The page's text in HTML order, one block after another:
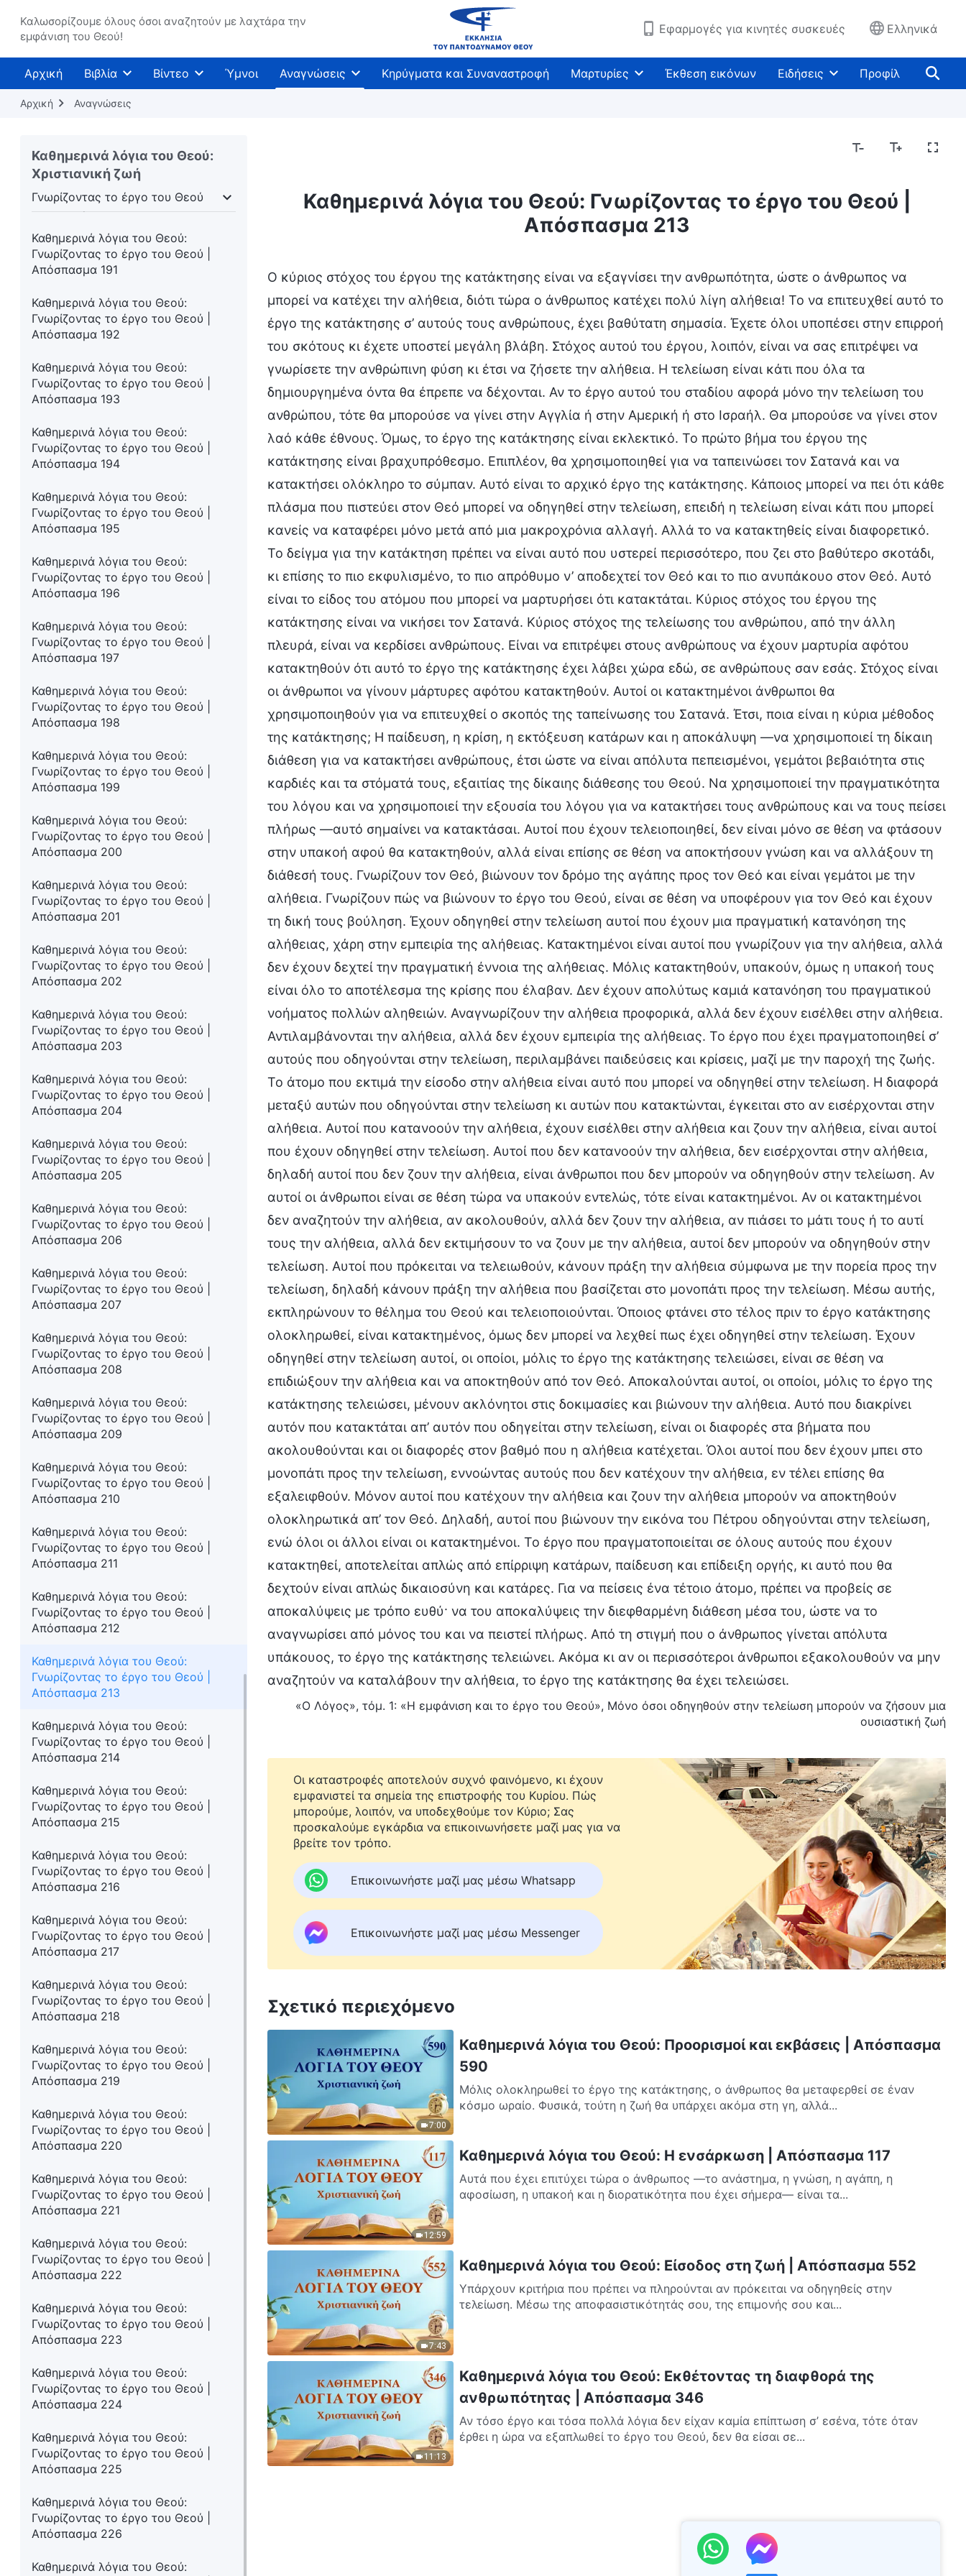
Καλωσορίζουμε όλους όσοι αναζητούν με λαχτάρα την
εμφάνιση του Θεού!
Εφαρμογές για κινητές συσκευές Ελληνικά
Αρχική Βιβλία Βίντεο Ύμνοι Αναγνώσεις Κηρύγματα και Συναναστροφή Μαρτυρίες Έκθεση εικόνων Ειδήσεις Προφίλ
Αρχική Αναγνώσεις
Καθημερινά λόγια του Θεού:
Χριστιανική ζωή
Γνωρίζοντας το έργο του Θεού
Γνωρίζοντας το έργο του Θεού Η διάθεση του Θεού και αυτό που Αυτός έχει και είναι Μυστήρια σχετικά με τη Βίβλο Εκθέτοντας
Καθημερινά λόγια του Θεού:
Γνωρίζοντας το έργο του Θεού |
Απόσπασμα 188
Καθημερινά λόγια του Θεού:
Καθημερινά λόγια του Θεού:
Γνωρίζοντας το έργο του Θεού |
Απόσπασμα 190
Καθημερινά λόγια του Θεού:
Γνωρίζοντας το έργο του Θεού |
Απόσπασμα 191
Καθημερινά λόγια του Θεού:
Γνωρίζοντας το έργο του Θεού |
Απόσπασμα 192
Καθημερινά λόγια του Θεού:
Γνωρίζοντας το έργο του Θεού |
Απόσπασμα 193
Καθημερινά λόγια του Θεού:
Γνωρίζοντας το έργο του Θεού |
Απόσπασμα 194
Καθημερινά λόγια του Θεού:
Γνωρίζοντας το έργο του Θεού |
Απόσπασμα 195
Καθημερινά λόγια του Θεού:
Γνωρίζοντας το έργο του Θεού |
Απόσπασμα 196
Καθημερινά λόγια του Θεού:
Γνωρίζοντας το έργο του Θεού |
Απόσπασμα 197
Καθημερινά λόγια του Θεού:
Γνωρίζοντας το έργο του Θεού |
Απόσπασμα 198
Καθημερινά λόγια του Θεού:
Γνωρίζοντας το έργο του Θεού |
Απόσπασμα 199
Καθημερινά λόγια του Θεού:
Γνωρίζοντας το έργο του Θεού |
Απόσπασμα 200
Καθημερινά λόγια του Θεού:
Γνωρίζοντας το έργο του Θεού |
Απόσπασμα 201
Καθημερινά λόγια του Θεού:
Γνωρίζοντας το έργο του Θεού |
Απόσπασμα 202
Καθημερινά λόγια του Θεού:
Γνωρίζοντας το έργο του Θεού |
Απόσπασμα 203
Καθημερινά λόγια του Θεού:
Γνωρίζοντας το έργο του Θεού |
Απόσπασμα 204
Καθημερινά λόγια του Θεού:
Γνωρίζοντας το έργο του Θεού |
Απόσπασμα 205
Καθημερινά λόγια του Θεού:
Γνωρίζοντας το έργο του Θεού |
Απόσπασμα 206
Καθημερινά λόγια του Θεού:
Γνωρίζοντας το έργο του Θεού |
Απόσπασμα 207
Καθημερινά λόγια του Θεού:
Γνωρίζοντας το έργο του Θεού |
Απόσπασμα 208
Καθημερινά λόγια του Θεού:
Γνωρίζοντας το έργο του Θεού |
Απόσπασμα 209
Καθημερινά λόγια του Θεού:
Γνωρίζοντας το έργο του Θεού |
Απόσπασμα 210
Καθημερινά λόγια του Θεού:
Γνωρίζοντας το έργο του Θεού |
Απόσπασμα 211
Καθημερινά λόγια του Θεού:
Γνωρίζοντας το έργο του Θεού |
Απόσπασμα 212
Καθημερινά λόγια του Θεού:
Γνωρίζοντας το έργο του Θεού |
Απόσπασμα 213
Καθημερινά λόγια του Θεού:
Γνωρίζοντας το έργο του Θεού |
Απόσπασμα 214
Καθημερινά λόγια του Θεού:
Γνωρίζοντας το έργο του Θεού |
Απόσπασμα 215
Καθημερινά λόγια του Θεού:
Γνωρίζοντας το έργο του Θεού |
Απόσπασμα 216
Καθημερινά λόγια του Θεού:
Γνωρίζοντας το έργο του Θεού |
Απόσπασμα 217
Καθημερινά λόγια του Θεού:
Γνωρίζοντας το έργο του Θεού |
Απόσπασμα 218
Καθημερινά λόγια του Θεού:
Γνωρίζοντας το έργο του Θεού |
Απόσπασμα 219
Καθημερινά λόγια του Θεού:
Γνωρίζοντας το έργο του Θεού |
Απόσπασμα 220
Καθημερινά λόγια του Θεού:
Γνωρίζοντας το έργο του Θεού |
Απόσπασμα 221
Καθημερινά λόγια του Θεού:
Γνωρίζοντας το έργο του Θεού |
Απόσπασμα 222
Καθημερινά λόγια του Θεού:
Γνωρίζοντας το έργο του Θεού |
Απόσπασμα 223
Καθημερινά λόγια του Θεού:
Γνωρίζοντας το έργο του Θεού |
Απόσπασμα 224
Καθημερινά λόγια του Θεού:
Γνωρίζοντας το έργο του Θεού |
Απόσπασμα 225
Καθημερινά λόγια του Θεού:
Γνωρίζοντας το έργο του Θεού |
Απόσπασμα 226
Καθημερινά λόγια του Θεού:
Καθημερινά λόγια του Θεού: Γνωρίζοντας το έργο του Θεού |
Απόσπασμα 213
Ο κύριος στόχος του έργου της κατάκτησης είναι να εξαγνίσει την ανθρωπότητα, ώστε ο άνθρωπος να
μπορεί να κατέχει την αλήθεια, διότι τώρα ο άνθρωπος κατέχει πολύ λίγη αλήθεια! Το να επιτευχθεί αυτό το
έργο της κατάκτησης σ’ αυτούς τους ανθρώπους, έχει βαθύτατη σημασία. Έχετε όλοι υποπέσει στην επιρροή
του σκότους κι έχετε υποστεί μεγάλη βλάβη. Στόχος αυτού του έργου, λοιπόν, είναι να σας επιτρέψει να
γνωρίσετε την ανθρώπινη φύση κι έτσι να ζήσετε την αλήθεια. Η τελείωση είναι κάτι που όλα τα
δημιουργημένα όντα θα έπρεπε να δέχονται. Αν το έργο αυτού του σταδίου αφορά μόνο την τελείωση του
ανθρώπου, τότε θα μπορούσε να γίνει στην Αγγλία ή στην Αμερική ή στο Ισραήλ. Θα μπορούσε να γίνει στον
λαό κάθε έθνους. Όμως, το έργο της κατάκτησης είναι εκλεκτικό. Το πρώτο βήμα του έργου της
κατάκτησης είναι βραχυπρόθεσμο. Επιπλέον, θα χρησιμοποιηθεί για να ταπεινώσει τον Σατανά και να
κατακτήσει ολόκληρο το σύμπαν. Αυτό είναι το αρχικό έργο της κατάκτησης. Κάποιος μπορεί να πει ότι κάθε
πλάσμα που πιστεύει στον Θεό μπορεί να οδηγηθεί στην τελείωση, επειδή η τελείωση είναι κάτι που μπορεί
κανείς να καταφέρει μόνο μετά από μια μακροχρόνια αλλαγή. Αλλά το να κατακτηθείς είναι διαφορετικό.
Το δείγμα για την κατάκτηση πρέπει να είναι αυτό που υστερεί περισσότερο, που ζει στο βαθύτερο σκοτάδι,
κι επίσης το πιο εκφυλισμένο, το πιο απρόθυμο ν’ αποδεχτεί τον Θεό και το πιο ανυπάκουο στον Θεό. Αυτό
είναι το είδος του ατόμου που μπορεί να μαρτυρήσει ότι κατακτάται. Κύριος στόχος του έργου της
κατάκτησης είναι να νικήσει τον Σατανά. Κύριος στόχος της τελείωσης του ανθρώπου, από την άλλη
πλευρά, είναι να κερδίσει ανθρώπους. Είναι να επιτρέψει στους ανθρώπους να έχουν μαρτυρία αφότου
κατακτηθούν ότι αυτό το έργο της κατάκτησης έχει λάβει χώρα εδώ, σε ανθρώπους σαν εσάς. Στόχος είναι
οι άνθρωποι να γίνουν μάρτυρες αφότου κατακτηθούν. Αυτοί οι κατακτημένοι άνθρωποι θα
χρησιμοποιηθούν για να επιτευχθεί ο σκοπός της ταπείνωσης του Σατανά. Έτσι, ποια είναι η κύρια μέθοδος
της κατάκτησης; Η παίδευση, η κρίση, η εκτόξευση κατάρων και η αποκάλυψη —να χρησιμοποιεί τη δίκαιη
διάθεση για να κατακτήσει ανθρώπους, έτσι ώστε να είναι απόλυτα πεπεισμένοι, γεμάτοι βεβαιότητα στις
καρδιές και τα στόματά τους, εξαιτίας της δίκαιης διάθεσης του Θεού. Να χρησιμοποιεί την πραγματικότητα
του λόγου και να χρησιμοποιεί την εξουσία του λόγου για να κατακτήσει τους ανθρώπους και να τους πείσει
πλήρως —αυτό σημαίνει να κατακτάσαι. Αυτοί που έχουν τελειοποιηθεί, δεν είναι μόνο σε θέση να φτάσουν
στην υπακοή αφού θα κατακτηθούν, αλλά είναι επίσης σε θέση να αποκτήσουν γνώση και να αλλάξουν τη
διάθεσή τους. Γνωρίζουν τον Θεό, βιώνουν τον δρόμο της αγάπης προς τον Θεό και είναι γεμάτοι με την
αλήθεια. Γνωρίζουν πώς να βιώνουν το έργο του Θεού, είναι σε θέση να υποφέρουν για τον Θεό και έχουν
τη δική τους βούληση. Έχουν οδηγηθεί στην τελείωση αυτοί που έχουν μια πραγματική κατανόηση της
αλήθειας, χάρη στην εμπειρία της αλήθειας. Κατακτημένοι είναι αυτοί που γνωρίζουν για την αλήθεια, αλλά
δεν έχουν δεχτεί την πραγματική έννοια της αλήθειας. Μόλις κατακτηθούν, υπακούν, όμως η υπακοή τους
είναι όλο το αποτέλεσμα της κρίσης που έλαβαν. Δεν έχουν απολύτως καμιά κατανόηση του πραγματικού
νοήματος πολλών αληθειών. Αναγνωρίζουν την αλήθεια προφορικά, αλλά δεν έχουν εισέλθει στην αλήθεια.
Αντιλαμβάνονται την αλήθεια, αλλά δεν έχουν εμπειρία της αλήθειας. Το έργο που έχει πραγματοποιηθεί σ’
αυτούς που οδηγούνται στην τελείωση, περιλαμβάνει παιδεύσεις και κρίσεις, μαζί με την παροχή της ζωής.
Το άτομο που εκτιμά την είσοδο στην αλήθεια είναι αυτό που μπορεί να οδηγηθεί στην τελείωση. Η διαφορά
μεταξύ αυτών που οδηγούνται στην τελείωση κι αυτών που κατακτώνται, έγκειται στο αν εισέρχονται στην
αλήθεια. Αυτοί που κατανοούν την αλήθεια, έχουν εισέλθει στην αλήθεια και ζουν την αλήθεια, είναι αυτοί
που έχουν οδηγηθεί στην τελείωση. Αυτοί που δεν κατανοούν την αλήθεια, δεν εισέρχονται στην αλήθεια,
δηλαδή αυτοί που δεν ζουν την αλήθεια, είναι άνθρωποι που δεν μπορούν να οδηγηθούν στην τελείωση. Αν
αυτοί οι άνθρωποι είναι σε θέση τώρα να υπακούν εντελώς, τότε είναι κατακτημένοι. Αν οι κατακτημένοι
δεν αναζητούν την αλήθεια, αν ακολουθούν, αλλά δεν ζουν την αλήθεια, αν πιάσει το μάτι τους ή το αυτί
τους την αλήθεια, αλλά δεν εκτιμήσουν το να ζουν με την αλήθεια, αυτοί δεν μπορούν να οδηγηθούν στην
τελείωση. Αυτοί που πρόκειται να τελειωθούν, κάνουν πράξη την αλήθεια σύμφωνα με την πορεία προς την
τελείωση, δηλαδή κάνουν πράξη την αλήθεια που βασίζεται στο μονοπάτι προς την τελείωση. Μέσω αυτής,
εκπληρώνουν το θέλημα του Θεού και τελειοποιούνται. Όποιος φτάνει στο τέλος πριν το έργο κατάκτησης
ολοκληρωθεί, είναι κατακτημένος, όμως δεν μπορεί να λεχθεί πως έχει οδηγηθεί στην τελείωση. Έχουν
οδηγηθεί στην τελείωση αυτοί, οι οποίοι, μόλις το έργο της κατάκτησης τελειώσει, είναι σε θέση να
επιδιώξουν την αλήθεια και να αποκτηθούν από τον Θεό. Αποκαλούνται αυτοί, οι οποίοι, μόλις το έργο της
κατάκτησης τελειώσει, μένουν ακλόνητοι στις δοκιμασίες και βιώνουν την αλήθεια. Αυτό που διακρίνει
αυτόν που κατακτάται απ’ αυτόν που οδηγείται στην τελείωση, είναι οι διαφορές στα βήματα που
ακολουθούνται και οι διαφορές στον βαθμό που η αλήθεια κατέχεται. Όλοι αυτοί που δεν έχουν μπει στο
μονοπάτι προς την τελείωση, εννοώντας αυτούς που δεν κατέχουν την αλήθεια, εν τέλει επίσης θα
εξαλειφθούν. Μόνον αυτοί που κατέχουν την αλήθεια και ζουν την αλήθεια μπορούν να αποκτηθούν
ολοκληρωτικά απ’ τον Θεό. Δηλαδή, αυτοί που βιώνουν την εικόνα του Πέτρου οδηγούνται στην τελείωση,
ενώ όλοι οι άλλοι είναι οι κατακτημένοι. Το έργο που πραγματοποιείται σε όλους αυτούς που έχουν
κατακτηθεί, αποτελείται απλώς από επίρριψη κατάρων, παίδευση και επίδειξη οργής, κι αυτό που θα
δεχτούν είναι απλώς δικαιοσύνη και κατάρες. Για να πείσεις ένα τέτοιο άτομο, πρέπει να προβείς σε
αποκαλύψεις με τρόπο ευθύ· να του αποκαλύψεις την διεφθαρμένη διάθεση μέσα του, ώστε να το
αναγνωρίσει από μόνος του και να πειστεί πλήρως. Από τη στιγμή που ο άνθρωπος γίνεται απόλυτα
υπάκουος, το έργο της κατάκτησης τελειώνει. Ακόμα κι αν οι περισσότεροι άνθρωποι εξακολουθούν να μην
αναζητούν να καταλάβουν την αλήθεια, το έργο της κατάκτησης θα έχει τελειώσει.
«Ο Λόγος», τόμ. 1: «Η εμφάνιση και το έργο του Θεού», Μόνο όσοι οδηγηθούν στην τελείωση μπορούν να ζήσουν μια
ουσιαστική ζωή
Οι καταστροφές αποτελούν συχνό φαινόμενο, κι έχουν
εμφανιστεί τα σημεία της επιστροφής του Κυρίου. Πώς
μπορούμε, λοιπόν, να υποδεχθούμε τον Κύριο; Σας
προσκαλούμε εγκάρδια να επικοινωνήσετε μαζί μας για να
βρείτε τον τρόπο.
Επικοινωνήστε μαζί μας μέσω Whatsapp
Επικοινωνήστε μαζί μας μέσω Messenger
Σχετικό περιεχόμενο
7:00
Καθημερινά λόγια του Θεού: Προορισμοί και εκβάσεις | Απόσπασμα
590
Μόλις ολοκληρωθεί το έργο της κατάκτησης, ο άνθρωπος θα μεταφερθεί σε έναν
κόσμο ωραίο. Φυσικά, τούτη η ζωή θα υπάρχει ακόμα στη γη, αλλά...
12:59
Καθημερινά λόγια του Θεού: Η ενσάρκωση | Απόσπασμα 117
Αυτά που έχει επιτύχει τώρα ο άνθρωπος —το ανάστημα, η γνώση, η αγάπη, η
αφοσίωση, η υπακοή και η διορατικότητα που έχει σήμερα— είναι τα...
7:43
Καθημερινά λόγια του Θεού: Είσοδος στη ζωή | Απόσπασμα 552
Υπάρχουν κριτήρια που πρέπει να πληρούνται αν πρόκειται να οδηγηθείς στην
τελείωση. Μέσω της αποφασιστικότητάς σου, της επιμονής σου και...
11:13
Καθημερινά λόγια του Θεού: Εκθέτοντας τη διαφθορά της
ανθρωπότητας | Απόσπασμα 346
Αν τόσο έργο και τόσα πολλά λόγια δεν είχαν καμία επίπτωση σ’ εσένα, τότε όταν
έρθει η ώρα να εξαπλωθεί το έργο του Θεού, δεν θα είσαι σε...